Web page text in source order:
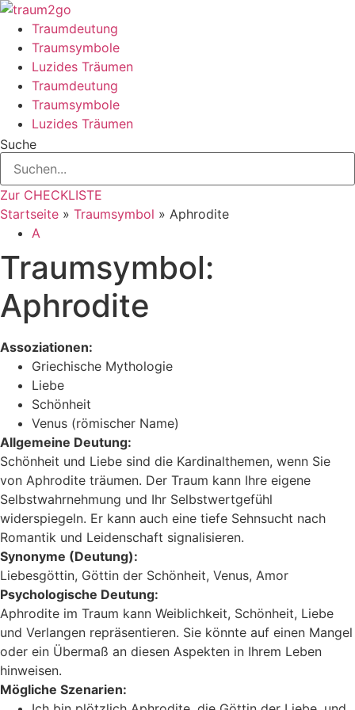
Zum
Inhalt
springen
Traumdeutung
Traumsymbole
Luzides Träumen
Traumdeutung
Traumsymbole
Luzides Träumen
Suche
Zur CHECKLISTE
Startseite » Traumsymbol » Aphrodite
A
Traumsymbol:
Aphrodite
Assoziationen:
Griechische Mythologie
Liebe
Schönheit
Venus (römischer Name)
Allgemeine Deutung:
Schönheit und Liebe sind die Kardinalthemen, wenn Sie
von Aphrodite träumen. Der Traum kann Ihre eigene
Selbstwahrnehmung und Ihr Selbstwertgefühl
widerspiegeln. Er kann auch eine tiefe Sehnsucht nach
Romantik und Leidenschaft signalisieren.
Synonyme (Deutung):
Liebesgöttin, Göttin der Schönheit, Venus, Amor
Psychologische Deutung:
Aphrodite im Traum kann Weiblichkeit, Schönheit, Liebe
und Verlangen repräsentieren. Sie könnte auf einen Mangel
oder ein Übermaß an diesen Aspekten in Ihrem Leben
hinweisen.
Mögliche Szenarien: